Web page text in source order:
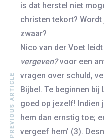
is dat herstel niet
christen tekort?
zwaar?
Nico van der Voet
vergeven?voor een
vragen over schuld,
Bijbel. Te beginnen bij
goed op jezelf! Indien
hem dan ernstig toe;
vergeef hem’ (3).
PREVIOUS ARTICLE